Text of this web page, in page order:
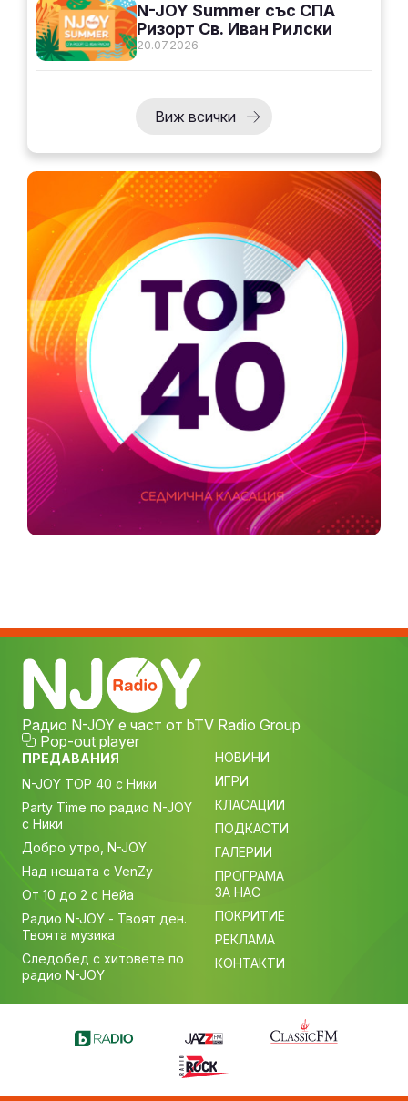
20.07.2026
N-JOY Summer със СПА
Ризорт Св. Иван Рилски
Виж всички
Радио N-JOY е част от bTV Radio Group
Pop-out player
ПРЕДАВАНИЯ
N-JOY TOP 40 с Ники
Party Time по радио N-JOY
с Ники
Добро утро, N-JOY
Над нещата с VenZy
От 10 до 2 с Нейа
Радио N-JOY - Твоят ден.
Твоята музика
Следобед с хитовете по
радио N-JOY
НОВИНИ
ИГРИ
КЛАСАЦИИ
ПОДКАСТИ
ГАЛЕРИИ
ПРОГРАМА
ЗА НАС
ПОКРИТИЕ
РЕКЛАМА
КОНТАКТИ